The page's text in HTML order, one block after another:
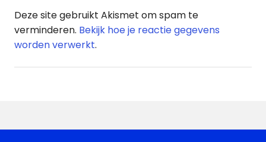
Deze site gebruikt Akismet om spam te
verminderen. Bekijk hoe je reactie gegevens
worden verwerkt.